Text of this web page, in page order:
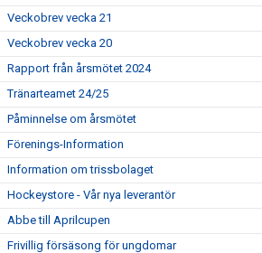
Veckobrev vecka 21
Veckobrev vecka 20
Rapport från årsmötet 2024
Tränarteamet 24/25
Påminnelse om årsmötet
Förenings-Information
Information om trissbolaget
Hockeystore - Vår nya leverantör
Abbe till Aprilcupen
Frivillig försäsong för ungdomar